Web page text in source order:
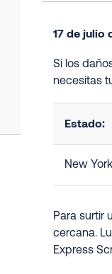
17 de julio
Si los
necesitas
Estado:
New York
Para surtir
cercana.
Express